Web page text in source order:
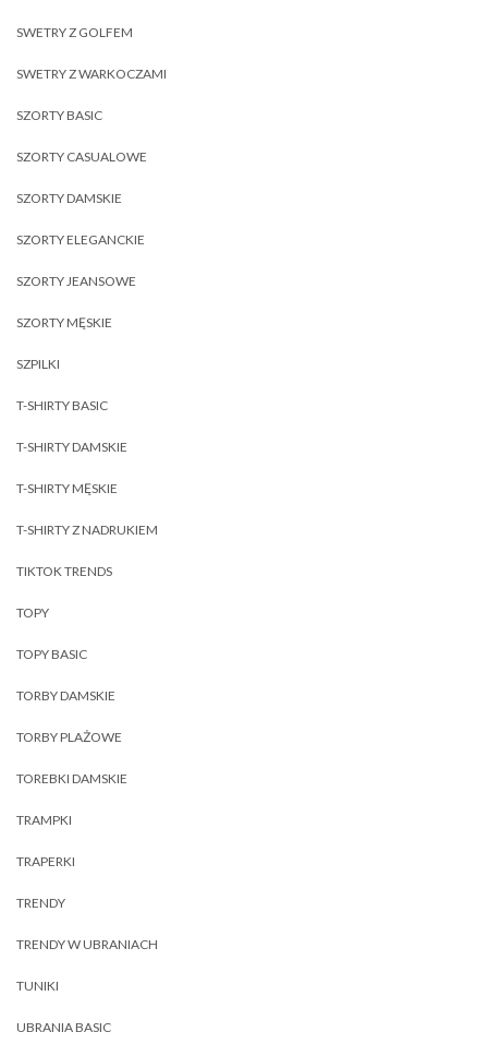
SWETRY Z GOLFEM
SWETRY Z WARKOCZAMI
SZORTY BASIC
SZORTY CASUALOWE
SZORTY DAMSKIE
SZORTY ELEGANCKIE
SZORTY JEANSOWE
SZORTY MĘSKIE
SZPILKI
T-SHIRTY BASIC
T-SHIRTY DAMSKIE
T-SHIRTY MĘSKIE
T-SHIRTY Z NADRUKIEM
TIKTOK TRENDS
TOPY
TOPY BASIC
TORBY DAMSKIE
TORBY PLAŻOWE
TOREBKI DAMSKIE
TRAMPKI
TRAPERKI
TRENDY
TRENDY W UBRANIACH
TUNIKI
UBRANIA BASIC